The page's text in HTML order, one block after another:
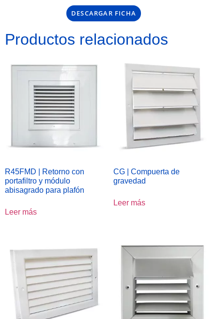
DESCARGAR FICHA
Productos relacionados
R45FMD | Retorno con
portafiltro y módulo
abisagrado para plafón
Leer más
CG | Compuerta de
gravedad
Leer más